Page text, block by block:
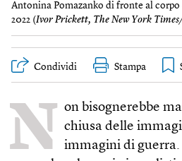
Antonina Pomazanko di fronte al corpo
2022 (Ivor Prickett, The New Y​ork
Condividi Stampa
N on bisognerebbe
chiusa delle
immagini di guerra.